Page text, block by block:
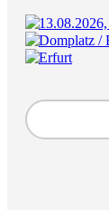
Domplatz /
Erfurt